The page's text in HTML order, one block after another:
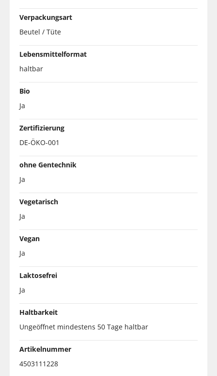
Verpackungsart
Beutel / Tüte
Lebensmittelformat
haltbar
Bio
Ja
Zertifizierung
DE-ÖKO-001
ohne Gentechnik
Ja
Vegetarisch
Ja
Vegan
Ja
Laktosefrei
Ja
Haltbarkeit
Ungeöffnet mindestens 50 Tage haltbar
Artikelnummer
4503111228